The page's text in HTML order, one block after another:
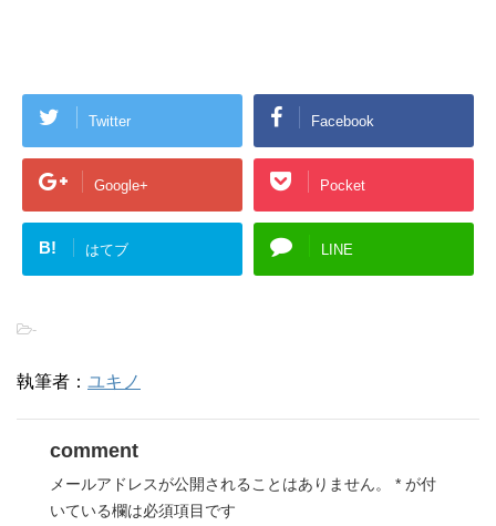
Twitter Facebook
Google+ Pocket
B! はてブ LINE
-
執筆者： ユキノ
comment
メールアドレスが公開されることはありません。 * が付
いている欄は必須項目です